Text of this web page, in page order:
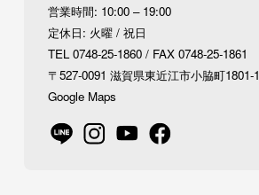
営業時間: 10:00 – 19:00
定休日: 火曜 / 祝日
TEL 0748-25-1860 / FAX 0748-25-1861
〒527-0091 滋賀県東近江市小脇町1801-1
Google Maps